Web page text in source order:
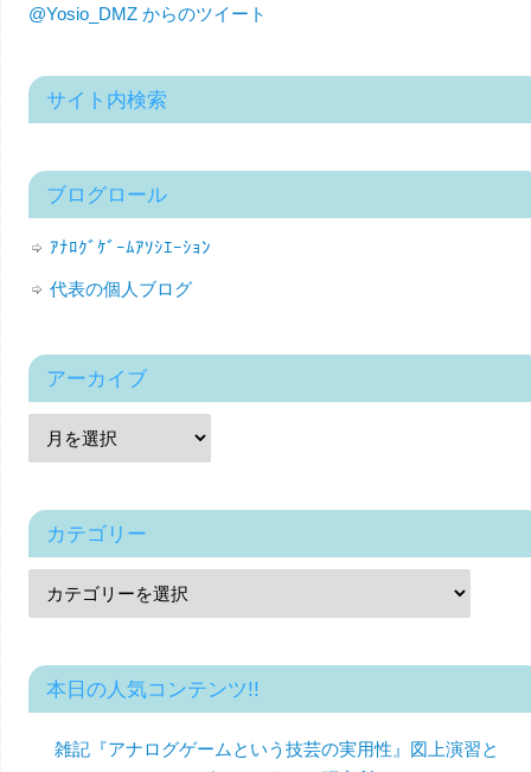
@Yosio_DMZ からのツイート
サイト内検索
ブログロール
ｱﾅﾛｸﾞｹﾞｰﾑｱｿｼｴｰｼｮﾝ
代表の個人ブログ
アーカイブ
カテゴリー
本日の人気コンテンツ!!
雑記『アナログゲームという技芸の実用性』図上演習と